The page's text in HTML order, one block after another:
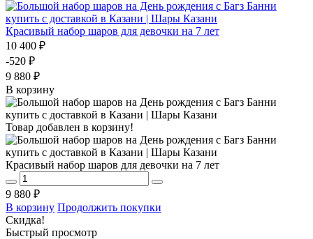
Красивый набор шаров для девочки на 7 лет
10 400 ₽
-520 ₽
9 880 ₽
В корзину
Товар добавлен в корзину!
Красивый набор шаров для девочки на 7 лет
9 880 ₽
В корзину Продолжить покупки
Скидка!
Быстрый просмотр